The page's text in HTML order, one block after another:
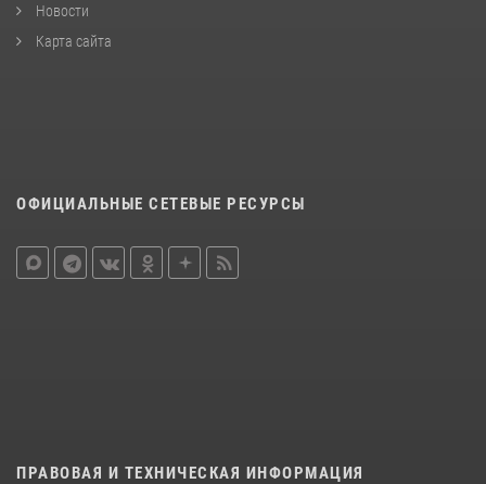
Новости
Карта сайта
ОФИЦИАЛЬНЫЕ СЕТЕВЫЕ РЕСУРСЫ
ПРАВОВАЯ И ТЕХНИЧЕСКАЯ ИНФОРМАЦИЯ